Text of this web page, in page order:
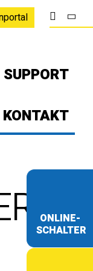
SUPPORT
KONTAKT
ONLINE-
SCHALTER